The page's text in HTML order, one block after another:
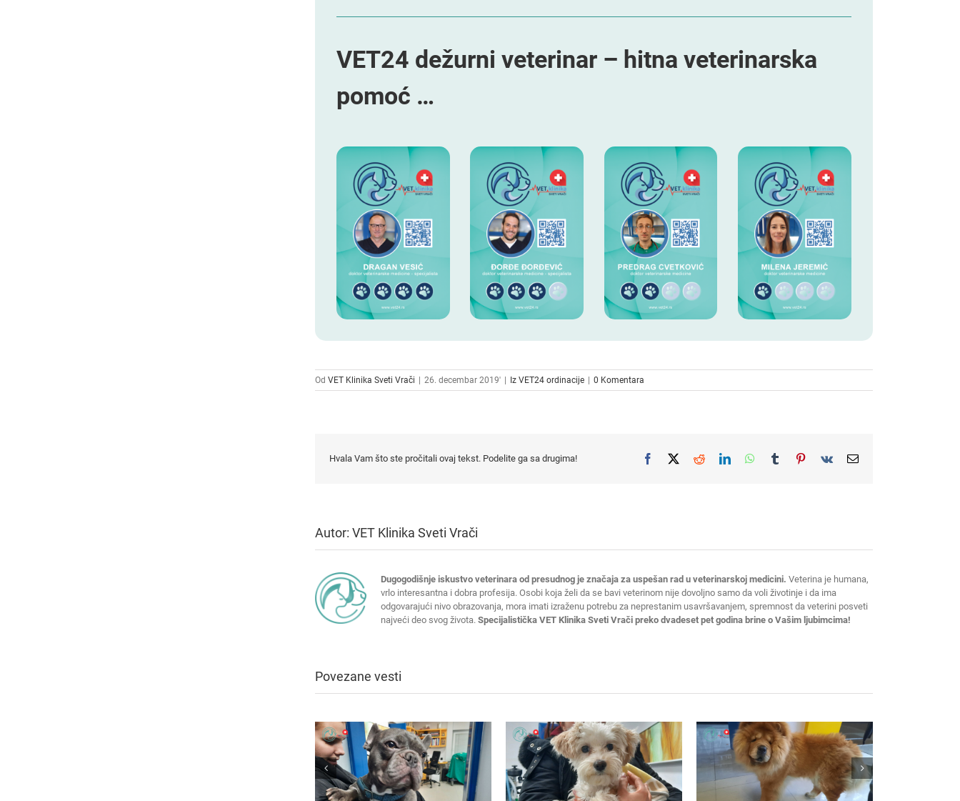
VET24 dežurni veterinar – hitna veterinarska
pomoć …
Od VET Klinika Sveti Vrači | 26. decembar 2019' | Iz VET24 ordinacije | 0 Komentara
Hvala Vam što ste pročitali ovaj tekst. Podelite ga sa drugima! Facebook RedditLinkedInWhatsApp
Tumblr Pinterest
Vk Email
Autor: VET Klinika Sveti Vrači
Dugogodišnje iskustvo veterinara od presudnog je značaja za uspešan rad u veterinarskoj medicini. Veterina je humana,
vrlo interesantna i dobra profesija. Osobi koja želi da se bavi veterinom nije dovoljno samo da voli životinje i da ima
odgovarajući nivo obrazovanja, mora imati izraženu potrebu za neprestanim usavršavanjem, spremnost da veterini posveti
najveći deo svog života. Specijalistička VET Klinika Sveti Vrači preko dvadeset pet godina brine o Vašim ljubimcima!
Povezane vesti